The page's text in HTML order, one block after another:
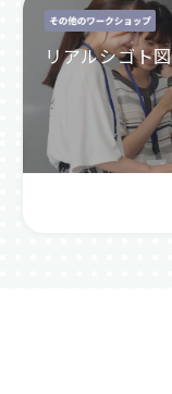
リアルシゴト